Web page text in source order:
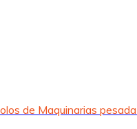
de Maquinarias